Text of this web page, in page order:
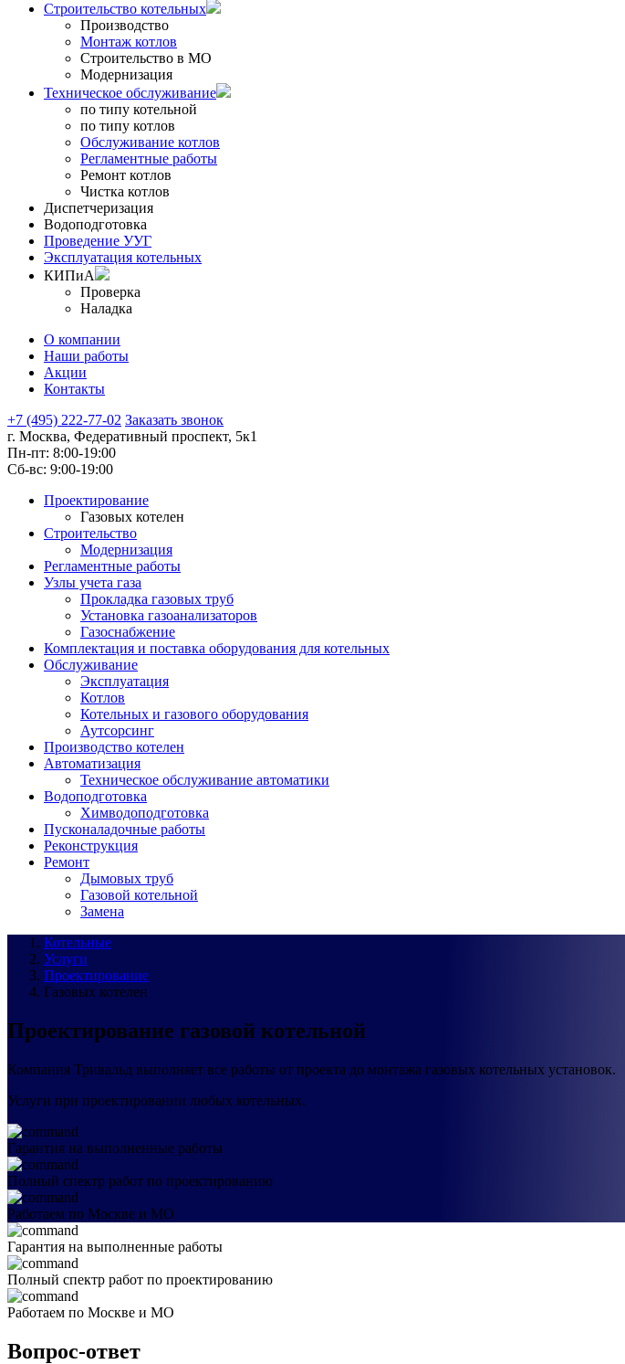
Строительство котельных
Производство
Монтаж котлов
Строительство в МО
Модернизация
Техническое обслуживание
по типу котельной
по типу котлов
Обслуживание котлов
Регламентные работы
Ремонт котлов
Чистка котлов
Диспетчеризация
Водоподготовка
Проведение УУГ
Эксплуатация котельных
КИПиА
Проверка
Наладка
О компании
Наши работы
Акции
Контакты
+7 (495) 222-77-02 Заказать звонок
г. Москва, Федеративный проспект, 5к1
Пн-пт: 8:00-19:00
Cб-вс: 9:00-19:00
Проектирование
Газовых котелен
Строительство
Модернизация
Регламентные работы
Узлы учета газа
Прокладка газовых труб
Установка газоанализаторов
Газоснабжение
Комплектация и поставка оборудования для котельных
Обслуживание
Эксплуатация
Котлов
Котельных и газового оборудования
Аутсорсинг
Производство котелен
Автоматизация
Техническое обслуживание автоматики
Водоподготовка
Химводоподготовка
Пусконаладочные работы
Реконструкция
Ремонт
Дымовых труб
Газовой котельной
Замена
Котельные
Услуги
Проектирование
Газовых котелен
Проектирование газовой котельной
Компания Тривальд выполняет все работы от проекта до монтажа газовых котельных установок.
Услуги при проектировании любых котельных.
Гарантия на выполненные работы
Полный спектр работ по проектированию
Работаем по Москве и МО
Гарантия на выполненные работы
Полный спектр работ по проектированию
Работаем по Москве и МО
Вопрос-ответ